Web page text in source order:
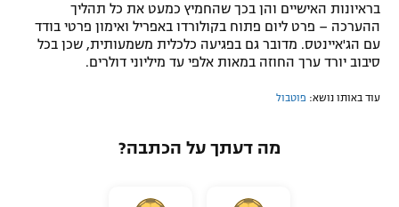
בראיונות האישיים והן בכך שהחמיץ כמעט את כל תהליך
ההערכה – פרט ליום פתוח בקולורדו באפריל ואימון פרטי בודד
עם הג'איינטס. מדובר גם בפגיעה כלכלית משמעותית, שכן בכל
סיבוב יורד ערך החוזה במאות אלפי עד מיליוני דולרים.
עוד באותו נושא: פוטבול
מה דעתך על הכתבה?